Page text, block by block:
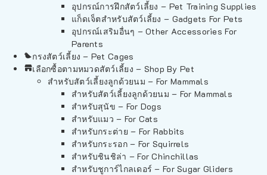
อุปกรณ์การฝึกสัตว์เลี้ยง – Pet Training Supplies
แก็ดเจ็ตสำหรับสัตว์เลี้ยง – Gadgets For Pets
อุปกรณ์เสริมอื่นๆ – Other Accessories For
Parents
กรงสัตว์เลี้ยง – Pet Cages
เลือกซื้อตามหมวดสัตว์เลี้ยง – Shop By Pet
สำหรับสัตว์เลี้ยงลูกด้วยนม – For Mammals
สำหรับสัตว์เลี้ยงลูกด้วยนม – For Mammals
สำหรับสุนัข – For Dogs
สำหรับแมว – For Cats
สำหรับกระต่าย – For Rabbits
สำหรับกระรอก – For Squirrels
สำหรับชินชิล่า – For Chinchillas
สำหรับชูการ์ไกลเดอร์ – For Sugar Gliders